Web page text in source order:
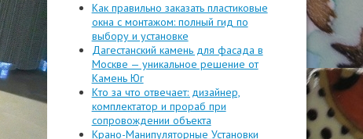
Как правильно заказать пластиковые
окна с монтажом: полный гид по
выбору и установке
Дагестанский камень для фасада в
Москве — уникальное решение от
Камень Юг
Кто за что отвечает: дизайнер,
комплектатор и прораб при
сопровождении объекта
Крано-Манипуляторные Установки